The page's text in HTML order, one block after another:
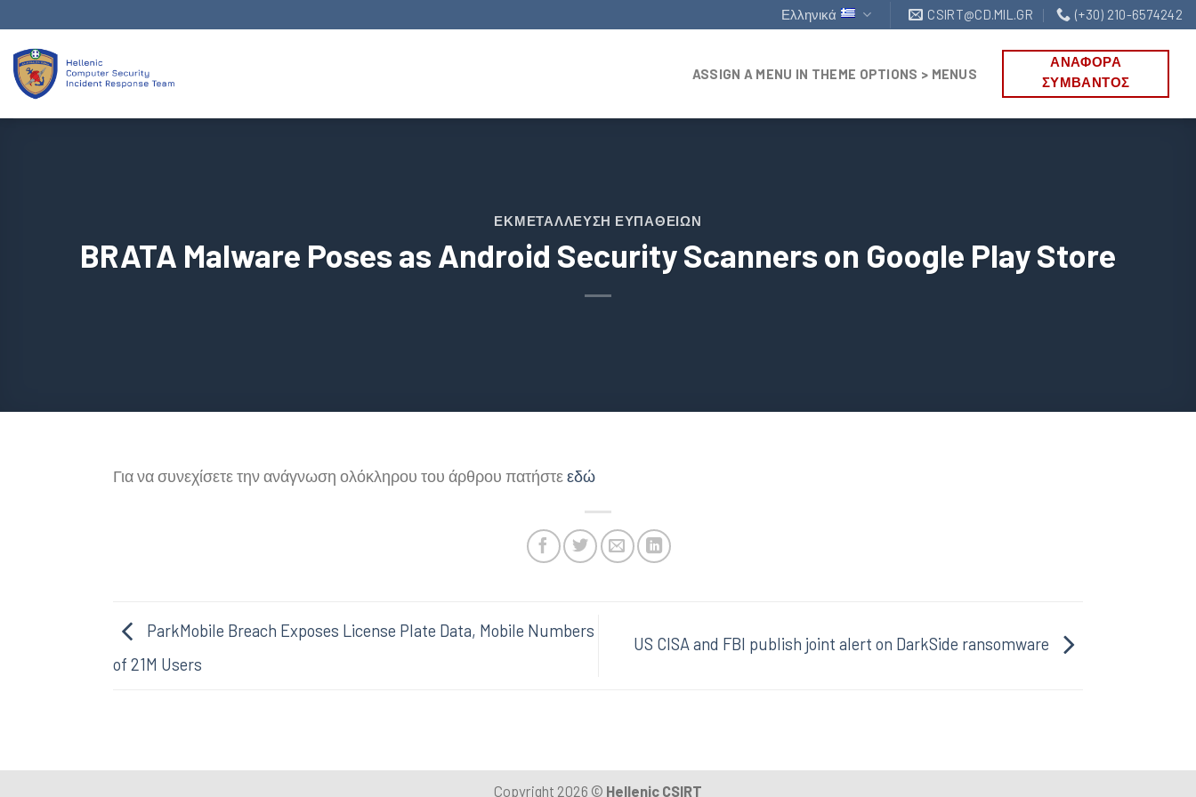
content
Ελληνικά CSIRT@CD.MIL.GR (+30) 210-6574242
ASSIGN A MENU IN THEME OPTIONS > MENUS
ΑΝΑΦΟΡΑ
ΣΥΜΒΑΝΤΟΣ
ΕΚΜΕΤΆΛΛΕΥΣΗ ΕΥΠΑΘΕΙΏΝ
BRATA Malware Poses as Android Security Scanners on Google Play Store
Για να συνεχίσετε την ανάγνωση ολόκληρου του άρθρου πατήστεεδώ
ParkMobile Breach Exposes License Plate Data, Mobile Numbers
of 21M Users
US CISA and FBI publish joint alert on DarkSide ransomware
Copyright 2026 © Hellenic CSIRT